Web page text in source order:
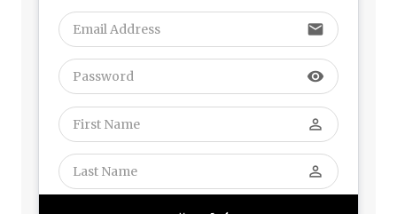
email
visibility
perm_identity
perm_identity